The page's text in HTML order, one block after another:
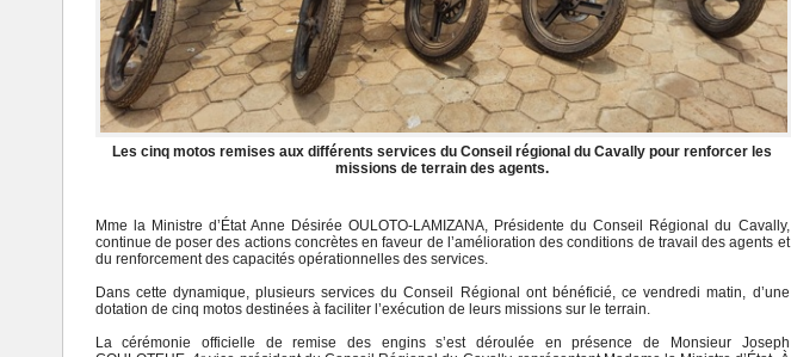
Les cinq motos remises aux différents services du Conseil régional du Cavally pour renforcer les
missions de terrain des agents.
Mme la Ministre d’État Anne Désirée OULOTO-LAMIZANA, Présidente du Conseil Régional du Cavally,
continue de poser des actions concrètes en faveur de l’amélioration des conditions de travail des agents et
du renforcement des capacités opérationnelles des services.
Dans cette dynamique, plusieurs services du Conseil Régional ont bénéficié, ce vendredi matin, d’une
dotation de cinq motos destinées à faciliter l’exécution de leurs missions sur le terrain.
La cérémonie officielle de remise des engins s’est déroulée en présence de Monsieur Joseph